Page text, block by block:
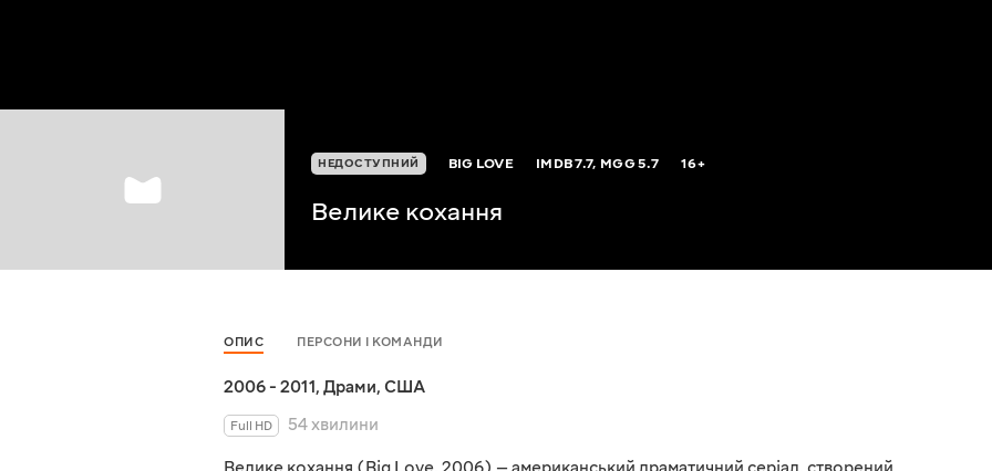
НЕДОСТУПНИЙ BIG LOVE IMDB7.7, MGG5.7 16+
Велике кохання
ОПИС ПЕРСОНИ І КОМАНДИ
2006 - 2011, Драми, США
Full HD
54 хвилини